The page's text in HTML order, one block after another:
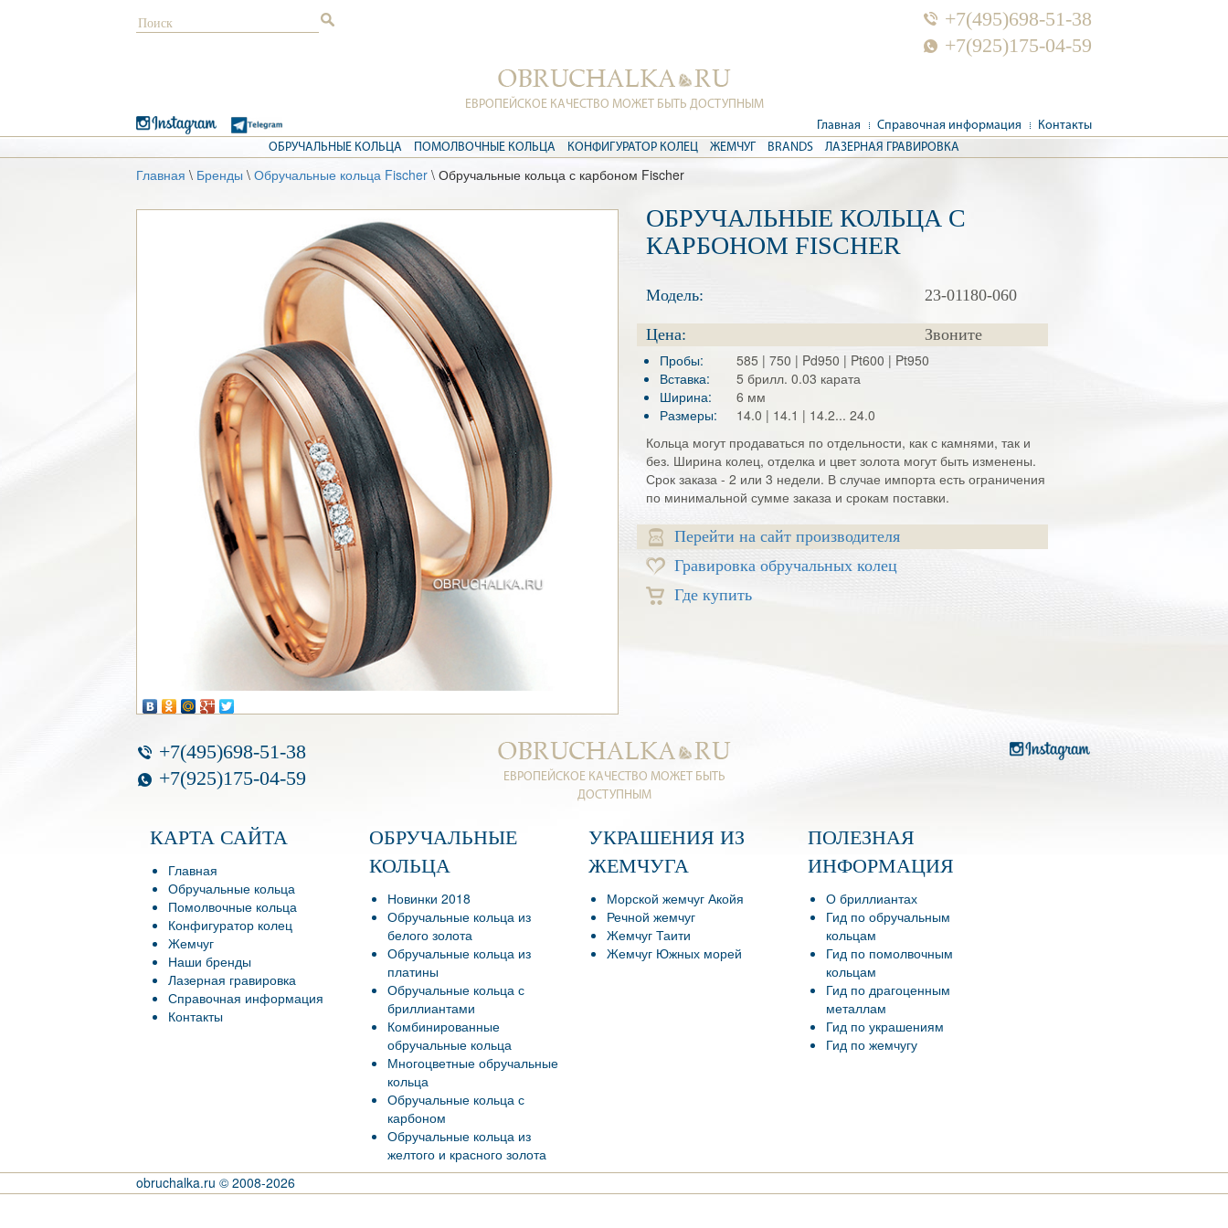
+7(495)698-51-38
+7(925)175-04-59
ЕВРОПЕЙСКОЕ КАЧЕСТВО МОЖЕТ БЫТЬ ДОСТУПНЫМ
Главная
Справочная информация
Контакты
ОБРУЧАЛЬНЫЕ КОЛЬЦА
ПОМОЛВОЧНЫЕ КОЛЬЦА КОНФИГУРАТОР КОЛЕЦ ЖЕМЧУГ BRANDS ЛАЗЕРНАЯ ГРАВИРОВКА
Главная \ Бренды \ Обручальные кольца Fischer \ Обручальные кольца с карбоном Fischer
ОБРУЧАЛЬНЫЕ КОЛЬЦА С
КАРБОНОМ FISCHER
Модель: 23-01180-060
Цена:
Звоните
Пробы:
585 | 750 | Pd950 | Pt600 | Pt950
Вставка:
5 брилл. 0.03 карата
Ширина:
6 мм
Размеры:
14.0 | 14.1 | 14.2... 24.0
Кольца могут продаваться по отдельности, как с камнями, так и
без. Ширина колец, отделка и цвет золота могут быть изменены.
Срок заказа - 2 или 3 недели. В случае импорта есть ограничения
по минимальной сумме заказа и срокам поставки.
Перейти на сайт производителя
Гравировка обручальных колец
Где купить
+7(495)698-51-38
+7(925)175-04-59
ЕВРОПЕЙСКОЕ КАЧЕСТВО МОЖЕТ БЫТЬ
ДОСТУПНЫМ
КАРТА САЙТА
Главная
Обручальные кольца
Помолвочные кольца
Конфигуратор колец
Жемчуг
Наши бренды
Лазерная гравировка
Справочная информация
Контакты
ОБРУЧАЛЬНЫЕ
КОЛЬЦА
Новинки 2018
Обручальные кольца из
белого золота
Обручальные кольца из
платины
Обручальные кольца с
бриллиантами
Комбинированные
обручальные кольца
Многоцветные обручальные
кольца
Обручальные кольца с
карбоном
Обручальные кольца из
желтого и красного золота
УКРАШЕНИЯ ИЗ
ЖЕМЧУГА
Морской жемчуг Акойя
Речной жемчуг
Жемчуг Таити
Жемчуг Южных морей
ПОЛЕЗНАЯ
ИНФОРМАЦИЯ
О бриллиантах
Гид по обручальным
кольцам
Гид по помолвочным
кольцам
Гид по драгоценным
металлам
Гид по украшениям
Гид по жемчугу
obruchalka.ru © 2008-2026